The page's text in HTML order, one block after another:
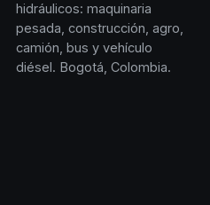
hidráulicos: maquinaria
pesada, construcción, agro,
camión, bus y vehículo
diésel. Bogotá, Colombia.